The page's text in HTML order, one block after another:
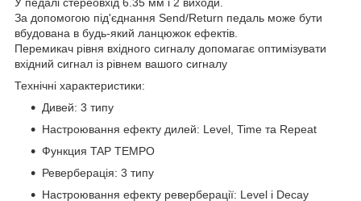
У педалі стереовхід 6.35 мм і 2 виходи.
За допомогою під'єднання Send/Return педаль може бути
вбудована в будь-який ланцюжок ефектів.
Перемикач рівня вхідного сигналу допомагає оптимізувати
вхідний сигнал із рівнем вашого сигналу
Технічні характеристики:
Дивей: 3 типу
Настроювання ефекту дилей: Level, Time та Repeat
Функция TAP TEMPO
Реверберація: 3 типу
Настроювання ефекту реверберації: Level і Decay